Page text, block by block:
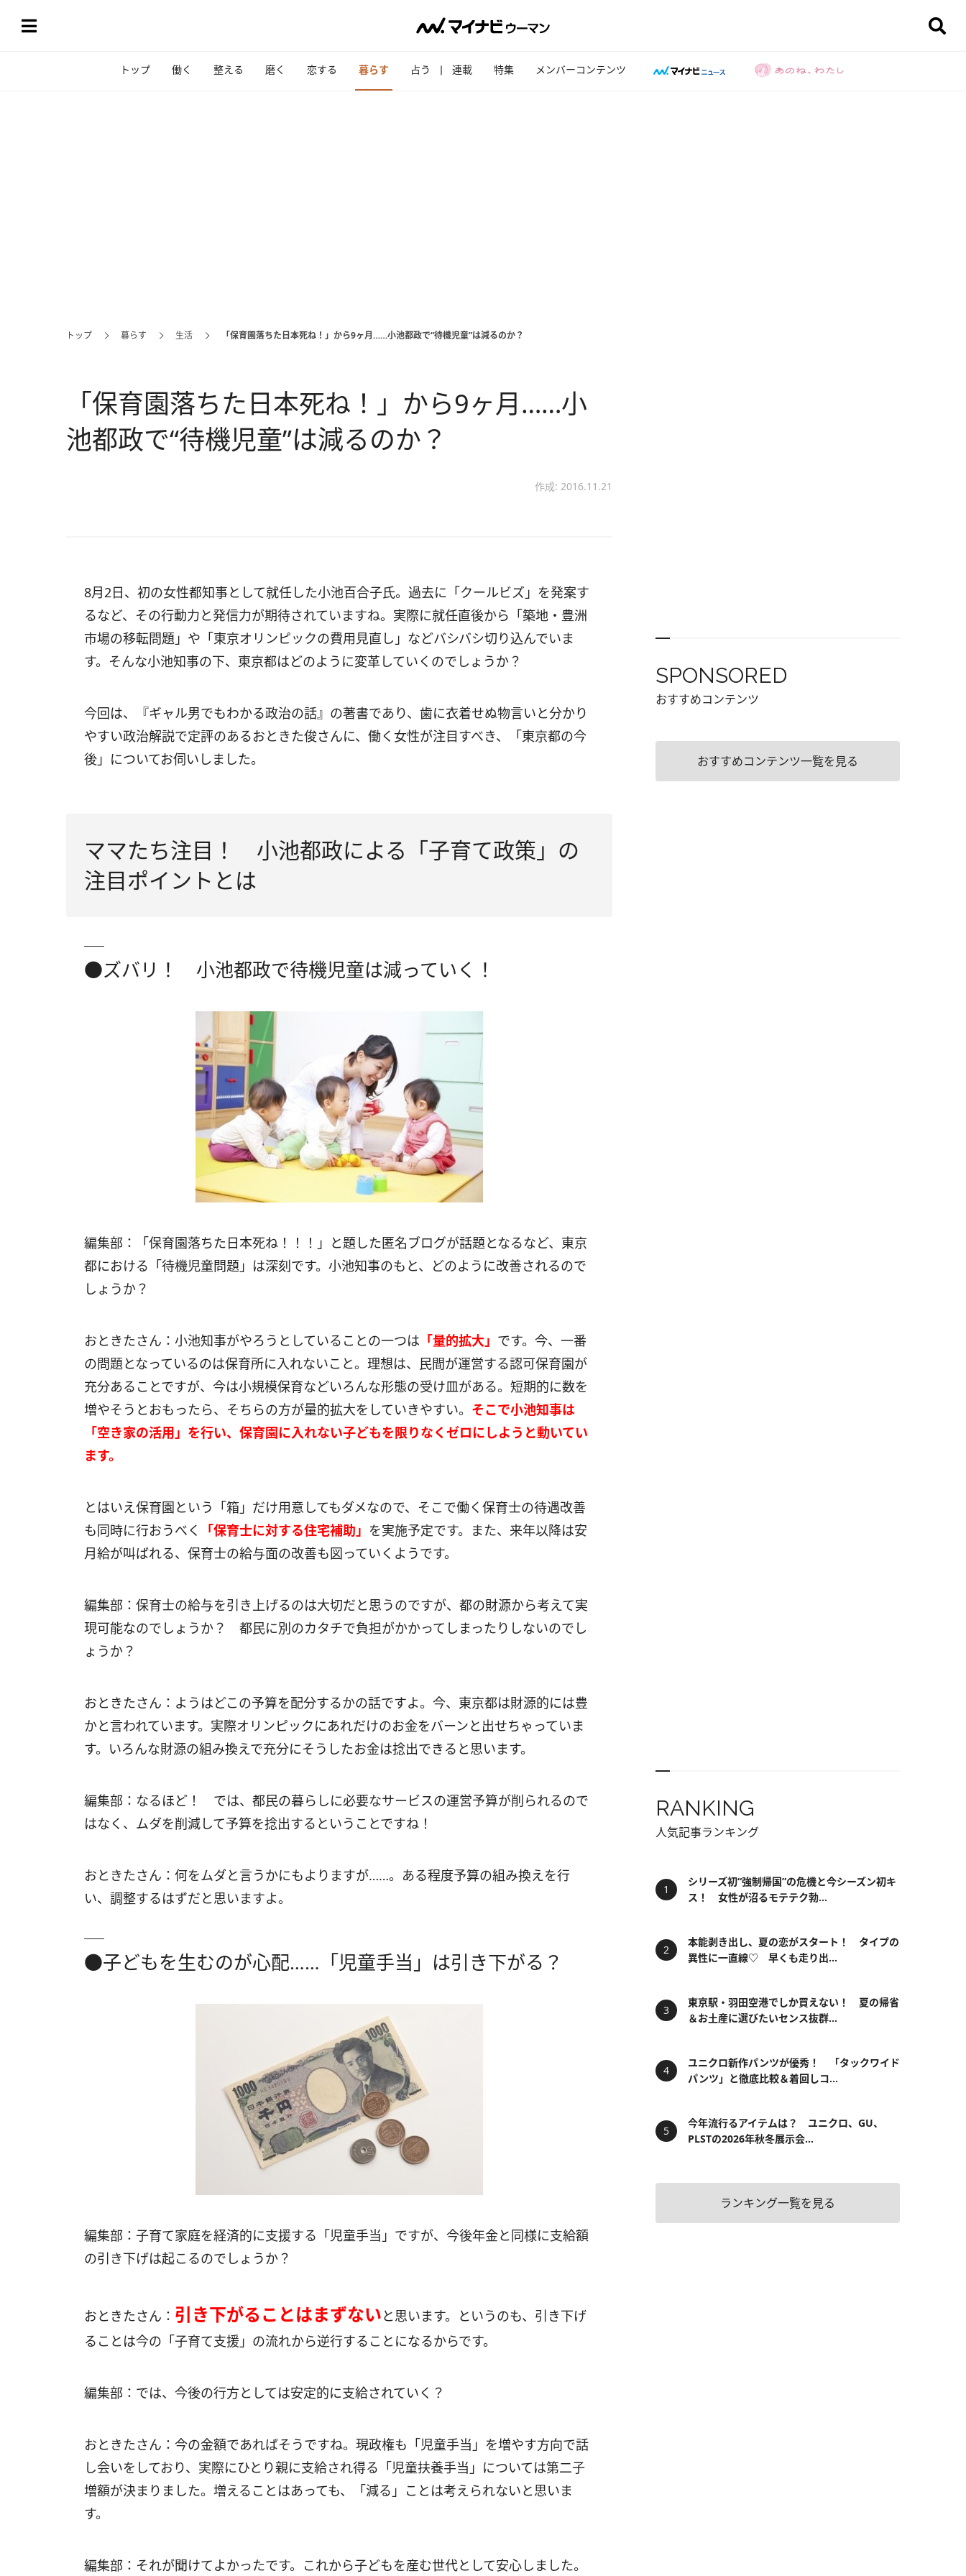
トップ 働く 整える 磨く 恋する 暮らす 占う 連載 特集 メンバーコンテンツ
トップ 暮らす 生活 「保育園落ちた日本死ね！」から9ヶ月……小池都政で“待機児童”は減るのか？
「保育園落ちた日本死ね！」から9ヶ月……小
池都政で“待機児童”は減るのか？
作成: 2016.11.21
8月2日、初の女性都知事として就任した小池百合子氏。過去に「クールビズ」を発案す
るなど、その行動力と発信力が期待されていますね。実際に就任直後から「築地・豊洲
市場の移転問題」や「東京オリンピックの費用見直し」などバシバシ切り込んでいま
す。そんな小池知事の下、東京都はどのように変革していくのでしょうか？
今回は、『ギャル男でもわかる政治の話』の著書であり、歯に衣着せぬ物言いと分かり
やすい政治解説で定評のあるおときた俊さんに、働く女性が注目すべき、「東京都の今
後」についてお伺いしました。
ママたち注目！ 小池都政による「子育て政策」の
注目ポイントとは
●ズバリ！ 小池都政で待機児童は減っていく！
編集部：「保育園落ちた日本死ね！！！」と題した匿名ブログが話題となるなど、東京
都における「待機児童問題」は深刻です。小池知事のもと、どのように改善されるので
しょうか？
おときたさん：小池知事がやろうとしていることの一つは 「量的拡大」 です。今、一番
の問題となっているのは保育所に入れないこと。理想は、民間が運営する認可保育園が
充分あることですが、今は小規模保育などいろんな形態の受け皿がある。短期的に数を
増やそうとおもったら、そちらの方が量的拡大をしていきやすい。 そこで小池知事は
「空き家の活用」を行い、保育園に入れない子どもを限りなくゼロにしようと動いてい
ます。
とはいえ保育園という「箱」だけ用意してもダメなので、そこで働く保育士の待遇改善
も同時に行おうべく
「保育士に対する住宅補助」 を実施予定です。また、来年以降は安
月給が叫ばれる、保育士の給与面の改善も図っていくようです。
編集部：保育士の給与を引き上げるのは大切だと思うのですが、都の財源から考えて実
現可能なのでしょうか？ 都民に別のカタチで負担がかかってしまったりしないのでし
ょうか？
おときたさん：ようはどこの予算を配分するかの話ですよ。今、東京都は財源的には豊
かと言われています。実際オリンピックにあれだけのお金をバーンと出せちゃっていま
す。いろんな財源の組み換えで充分にそうしたお金は捻出できると思います。
編集部：なるほど！ では、都民の暮らしに必要なサービスの運営予算が削られるので
はなく、ムダを削減して予算を捻出するということですね！
おときたさん：何をムダと言うかにもよりますが……。ある程度予算の組み換えを行
い、調整するはずだと思いますよ。
●子どもを生むのが心配……「児童手当」は引き下がる？
編集部：子育て家庭を経済的に支援する「児童手当」ですが、今後年金と同様に支給額
の引き下げは起こるのでしょうか？
おときたさん： 引き下がることはまずないと思います。というのも、引き下げ
ることは今の「子育て支援」の流れから逆行することになるからです。
編集部：では、今後の行方としては安定的に支給されていく？
おときたさん：今の金額であればそうですね。現政権も「児童手当」を増やす方向で話
し会いをしており、実際にひとり親に支給され得る「児童扶養手当」については第二子
増額が決まりました。増えることはあっても、「減る」ことは考えられないと思いま
す。
編集部：それが聞けてよかったです。これから子どもを産む世代として安心しました。
SPONSORED
おすすめコンテンツ
おすすめコンテンツ一覧を見る
RANKING
人気記事ランキング
シリーズ初“強制帰国”の危機と今シーズン初キ
ス！ 女性が沼るモテテク勃...
本能剥き出し、夏の恋がスタート！ タイプの
異性に一直線♡ 早くも走り出...
東京駅・羽田空港でしか買えない！ 夏の帰省
＆お土産に選びたいセンス抜群...
ユニクロ新作パンツが優秀！ 「タックワイド
パンツ」と徹底比較＆着回しコ...
今年流行るアイテムは？ ユニクロ、GU、
PLSTの2026年秋冬展示会...
ランキング一覧を見る